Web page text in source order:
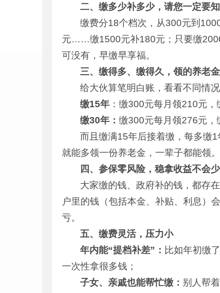
二、缴多少补多少，请您一定要
缴费分18个档次，从300元到
元……缴1500元补180元；只要缴
可没有，早缴早享福。
三、缴得多、缴得久，领的养老
给大伙算笔明白账，看看不同情
缴15年 ：缴300元每月领210元
缴30年：缴300元每月领276元
而且缴满15年后接着缴，每多缴
就能多领一份养老金，一辈子都能领。
四、参保零风险，稳拿收益不会少
大家缴的钱、政府补的钱，都存
户里的钱（包括本金、补贴、利息）
亏。
五、缴费灵活，压力小
年内能“提档补差”： 比如年初缴
一次性拿很多钱；
子女、亲戚也能帮忙缴： 别人帮